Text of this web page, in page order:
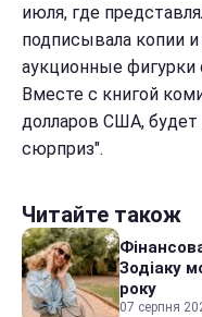
июля, где
подписывала копии
аукционные фигурки
Вместе с книгой
долларов США,
сюрприз".
Читайте також
Зодіаку
року
07 серпня